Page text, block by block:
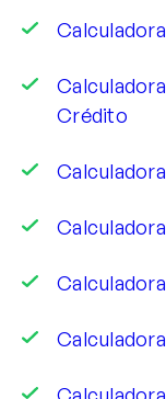
Crédito